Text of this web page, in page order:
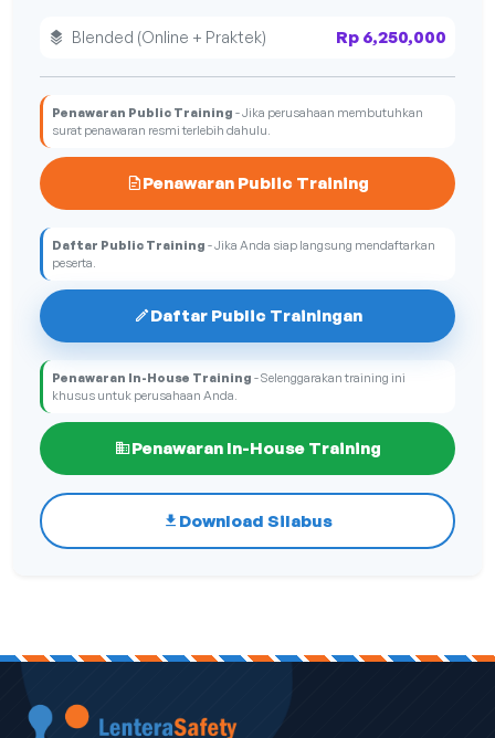
Blended (Online + Praktek) Rp 6,250,000
Penawaran Public Training - Jika perusahaan membutuhkan
surat penawaran resmi terlebih dahulu.
Penawaran Public Training
Daftar Public Training - Jika Anda siap langsung mendaftarkan
peserta.
Daftar Public Trainingan
Penawaran In-House Training - Selenggarakan training ini
khusus untuk perusahaan Anda.
Penawaran In-House Training
Download Silabus